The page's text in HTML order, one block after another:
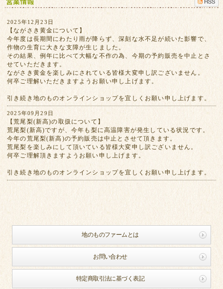
2025年12月23日
【ながさき黄金について】
今年度は長期間にわたり雨が降らず、深刻な水不足が続いた影響で、
作物の生育に大きな支障が生じました。
その結果、例年に比べて大幅な不作の為、今期の予約販売を中止とさ
せていただきます。
ながさき黄金を楽しみにされている皆様大変申し訳ございません。
何卒ご理解いただきますようお願い申し上げます。
引き続き地のものオンラインショップを宜しくお願い申し上げます。
2025年09月29日
【荒尾梨(新高)の取扱について】
荒尾梨(新高)ですが、今年も梨に高温障害が発生している状況です。
今年の荒尾梨(新高)の予約販売は中止とさせて頂きます。
荒尾梨を楽しみにして頂いている皆様大変申し訳ございません。
何卒ご理解頂きますようお願い申し上げます。
引き続き地のものオンラインショップを宜しくお願い申し上げます。
地のものファームとは
お問い合わせ
特定商取引法に基づく表記